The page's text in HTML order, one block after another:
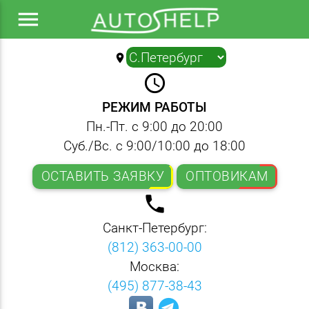
menu
location_on ▼
query_builder
РЕЖИМ РАБОТЫ
Пн.-Пт. с 9:00 до 20:00
Суб./Вс. с 9:00/10:00 до 18:00
ОСТАВИТЬ ЗАЯВКУ
ОПТОВИКАМ
local_phone
Санкт-Петербург:
(812) 363-00-00
Москва:
(495) 877-38-43